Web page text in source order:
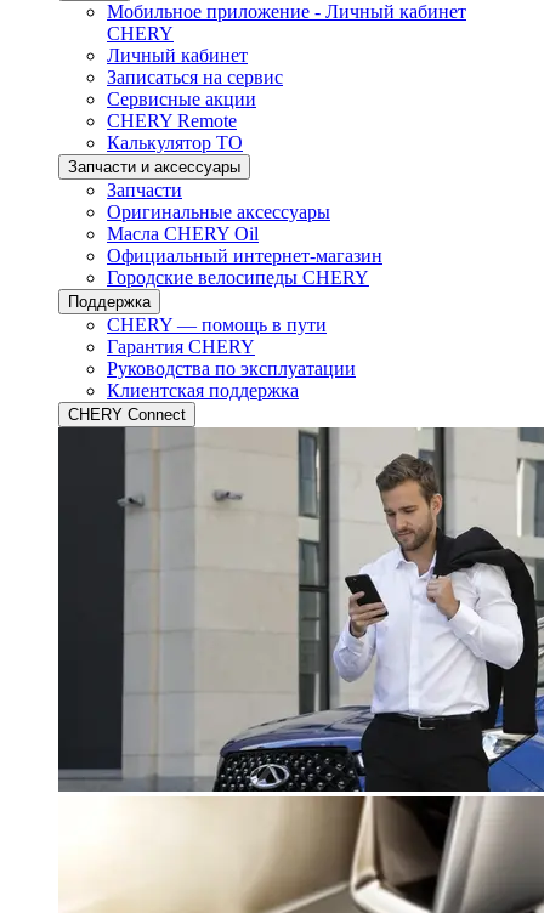
Мобильное приложение - Личный кабинет
CHERY
Личный кабинет
Записаться на сервис
Сервисные акции
CHERY Remote
Калькулятор ТО
Запчасти и аксессуары
Запчасти
Оригинальные аксессуары
Масла CHERY Oil
Официальный интернет-магазин
Городские велосипеды CHERY
Поддержка
CHERY — помощь в пути
Гарантия CHERY
Руководства по эксплуатации
Клиентская поддержка
CHERY Connect